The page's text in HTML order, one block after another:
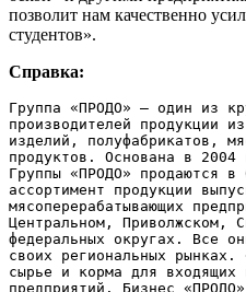
позволит нам качественно
студентов».
Справка:
Группа «ПРОДО» – один из
производителей продукции
изделий, полуфабрикатов,
продуктов. Основана в
Группы «ПРОДО» продаются
ассортимент продукции
мясоперерабатывающих
Центральном, Приволжском,
федеральных округах. Все
своих региональных рынках.
сырье и корма для входящих
предприятий. Бизнес